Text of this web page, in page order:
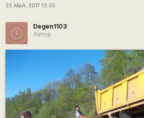
25 Май, 2017 13:05
Degen1103
Автор